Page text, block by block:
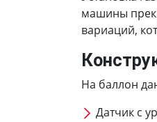
машины
вариаций,
На баллон
Датчик с